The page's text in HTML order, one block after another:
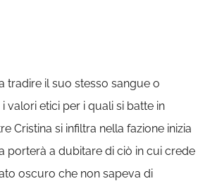
tradire il suo stesso sangue o
valori etici per i quali si batte in
Cristina si infiltra nella fazione inizia
porterà a dubitare di ciò in cui crede
oscuro che non sapeva di